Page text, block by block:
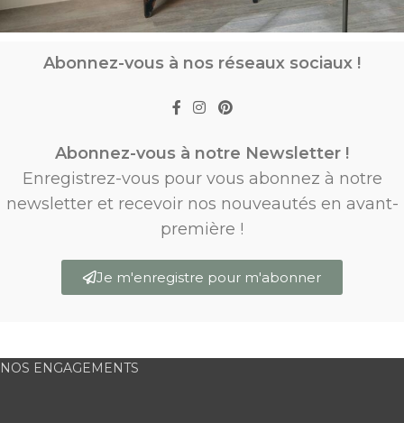
Abonnez-vous à nos réseaux sociaux !
Abonnez-vous à notre Newsletter !
Enregistrez-vous pour vous abonnez à notre
newsletter et recevoir nos nouveautés en avant-
première !
Je m'enregistre pour m'abonner
NOS ENGAGEMENTS